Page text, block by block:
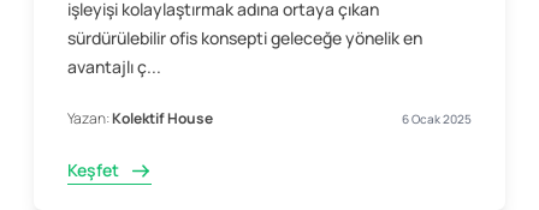
işleyişi kolaylaştırmak adına ortaya çıkan
sürdürülebilir ofis konsepti geleceğe yönelik en
avantajlı ç...
Yazan:Kolektif House 6 Ocak 2025
Keşfet